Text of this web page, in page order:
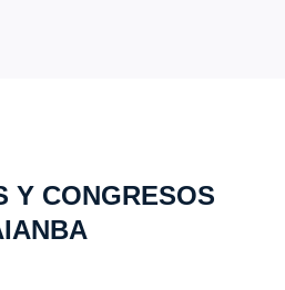
Y CONGRESOS